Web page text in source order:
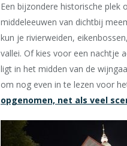
Een bijzondere historische plek
middeleeuwen van dichtbij
kun je rivierweiden,
vallei. Of kies voor een nachtje
ligt in het midden van de
om nog even in te lezen voor
opgenomen, net als veel